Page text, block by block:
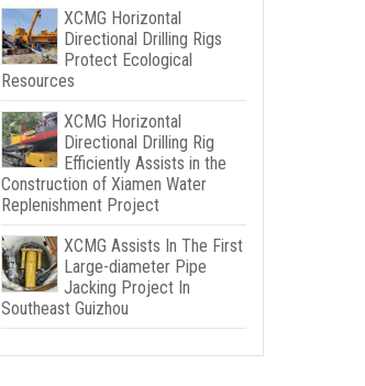
XCMG Horizontal
Directional Drilling Rigs
Protect Ecological
Resources
XCMG Horizontal
Directional Drilling Rig
Efficiently Assists in the
Construction of Xiamen Water
Replenishment Project
XCMG Assists In The First
Large-diameter Pipe
Jacking Project In
Southeast Guizhou